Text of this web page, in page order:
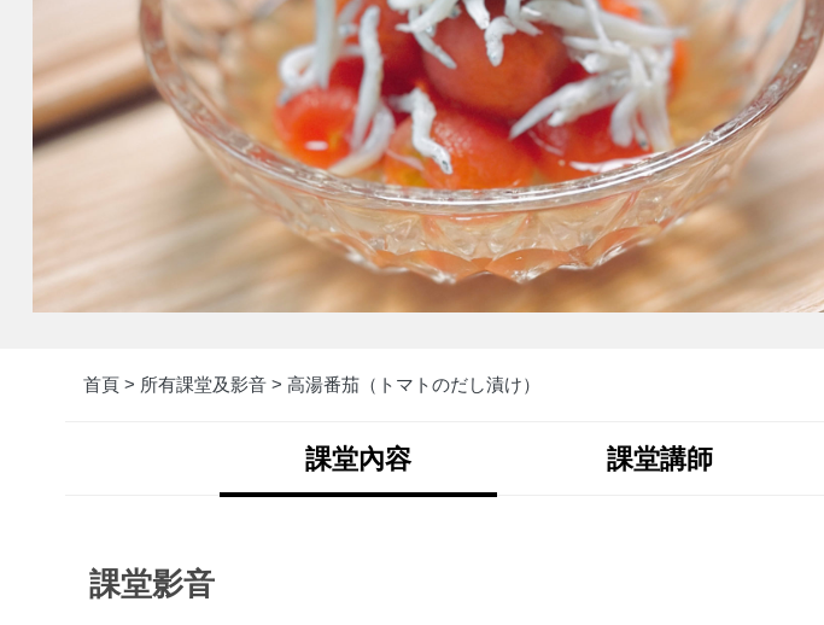
首頁 > 所有課堂及影音 > 高湯番茄（トマトのだし漬け）
課堂內容 課堂講師
課堂影音